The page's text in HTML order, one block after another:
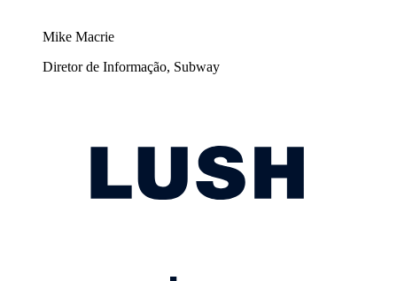
Mike Macrie
Diretor de Informação, Subway